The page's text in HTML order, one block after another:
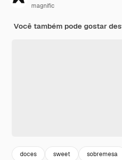
magnific
Você também pode gostar
doces sweet sobremesa